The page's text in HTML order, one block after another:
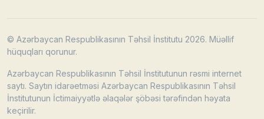
© Azərbaycan Respublikasının Təhsil İnstitutu 2026. Müəllif
hüquqları qorunur.
Azərbaycan Respublikasının Təhsil İnstitutunun rəsmi internet
saytı. Saytın idarəetməsi Azərbaycan Respublikasının Təhsil
İnstitutunun İctimaiyyətlə əlaqələr şöbəsi tərəfindən həyata
keçirilir.